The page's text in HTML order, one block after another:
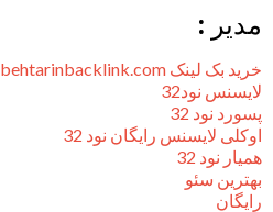
مدیر :
خرید بک لینک behtarinbacklink.com
لایسنس نود32
پسورد نود 32
اوکلی لایسنس رایگان نود 32
همیار نود 32
بهترین سئو
رایگان